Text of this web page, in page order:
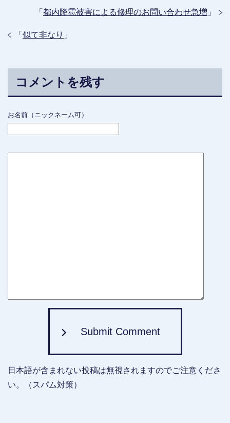
「 都内降雹被害による修理のお問い合わせ急増 」
「 似て非なり 」
コメントを残す
お名前（ニックネーム可）
Submit Comment
日本語が含まれない投稿は無視されますのでご注意くださ
い。（スパム対策）